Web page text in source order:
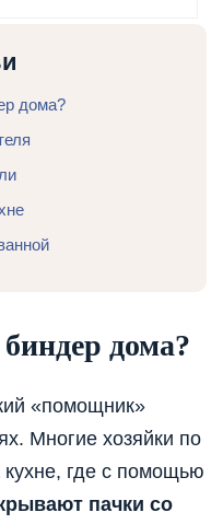
дома?
дома?
«помощник»
Многие хозяйки по
кухне, где с помощью
пачки со